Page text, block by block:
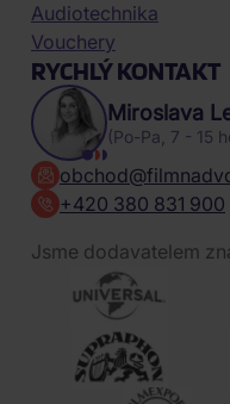
Audiotechnika
Vouchery
RYCHLÝ KONTAKT
Miroslava
(Po-Pa, 7 - 15
+420 380 831 900
Jsme dodavatelem